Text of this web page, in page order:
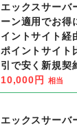
エックスサーバ
ーン適用でお得
イントサイト経
ポイントサイト
引で安く新規契
10,000円
相当
エックスサーバ